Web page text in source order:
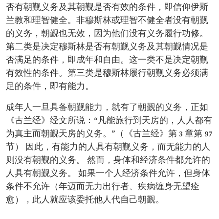
否有朝觐义务及其朝觐是否有效的条件，即信仰伊斯
兰教和理智健全。非穆斯林或理智不健全者没有朝觐
的义务，朝觐也无效，因为他们没有义务履行功修。
第二类是决定穆斯林是否有朝觐义务及其朝觐情况是
否满足的条件，即成年和自由。这一类不是决定朝觐
有效性的条件。第三类是穆斯林履行朝觐义务必须满
足的条件，即有能力。
成年人一旦具备朝觐能力，就有了朝觐的义务，正如
《古兰经》经文所说：“凡能旅行到天房的，人人都有
为真主而朝觐天房的义务。”（《古兰经》第 3 章第 97
节） 因此，有能力的人具有朝觐义务，而无能力的人
则没有朝觐的义务。 然而，身体和经济条件都允许的
人具有朝觐义务。 如果一个人经济条件允许，但身体
条件不允许（年迈而无力出行者、疾病缠身无望痊
愈），此人就应该委托他人代自己朝觐。